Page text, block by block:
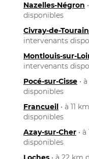
Nazelles-Négron
disponibles
Civray-de-
intervenants
Montlouis-sur-
intervenants
Pocé-sur-Cisse •
disponibles
Francueil • à 11
disponibles
Azay-sur-Cher •
disponibles